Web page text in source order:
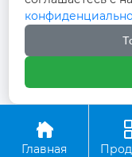
winston-
+86-
 +86
Copyright ©ООО

Главная